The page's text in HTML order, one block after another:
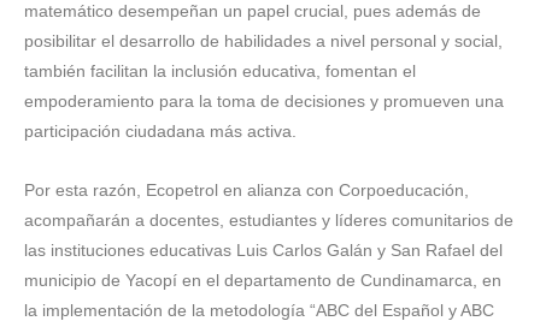
matemático desempeñan un papel crucial, pues además de
posibilitar el desarrollo de habilidades a nivel personal y social,
también facilitan la inclusión educativa, fomentan el
empoderamiento para la toma de decisiones y promueven una
participación ciudadana más activa.
Por esta razón, Ecopetrol en alianza con Corpoeducación,
acompañarán a docentes, estudiantes y líderes comunitarios de
las instituciones educativas Luis Carlos Galán y San Rafael del
municipio de Yacopí en el departamento de Cundinamarca, en
la implementación de la metodología “ABC del Español y ABC